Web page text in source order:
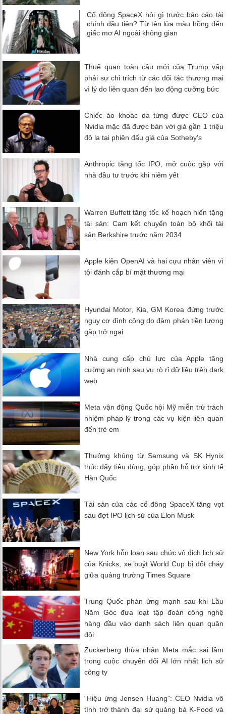
Cổ đông SpaceX hỏi gì trước báo cáo tài
chính đầu tiên? Từ tên lửa màu hồng đến
giấc mơ AI ngoài không gian
Thuế quan toàn cầu mới của Trump vấp
phải sự chỉ trích từ các đối tác thương mại
vì lý do liên quan đến lao động cưỡng bức
Chiếc áo khoác da từng được CEO của
Nvidia mặc đã được bán với giá gần 1 triệu
đô la tại phiên đấu giá của Sotheby's
Anthropic tăng tốc IPO, mở cuộc gặp với
nhà đầu tư trước khi niêm yết
Warren Buffett tăng tốc kế hoạch hiến tặng
tài sản: Cam kết chuyển toàn bộ khối tài
sản Berkshire trước năm 2034
Apple kiện OpenAI và hai cựu nhân viên vì
tội đánh cắp bí mật thương mại
Hyundai Motor, Kia, GM Korea đứng trước
nguy cơ đình công do đàm phán tiền lương
gặp trở ngại
Nhà cung cấp chủ lực của Apple tăng
cường an ninh sau vụ rò rỉ dữ liệu trên dark
web
Meta vận động Quốc hội Mỹ miễn trừ trách
nhiệm pháp lý trong các vụ kiện liên quan
đến trẻ em
Thưởng khủng từ Samsung và SK Hynix
thúc đẩy tiêu dùng, góp phần hỗ trợ kinh tế
Hàn Quốc
Tài sản của các cổ đông SpaceX tăng vọt
sau đợt IPO lịch sử của Elon Musk
New York hỗn loạn sau chức vô địch lịch sử
của Knicks, xe buýt World Cup bị đốt cháy
giữa quảng trường Times Square
Trung Quốc phản ứng mạnh sau khi Lầu
Năm Góc đưa loạt tập đoàn công nghệ
hàng đầu vào danh sách liên quan quân
đội
Zuckerberg thừa nhận Meta mắc sai lầm
trong cuộc chuyển đổi AI lớn nhất lịch sử
công ty
“Hiệu ứng Jensen Huang”: CEO Nvidia vô
tình trở thành đại sứ quảng bá K-Food và